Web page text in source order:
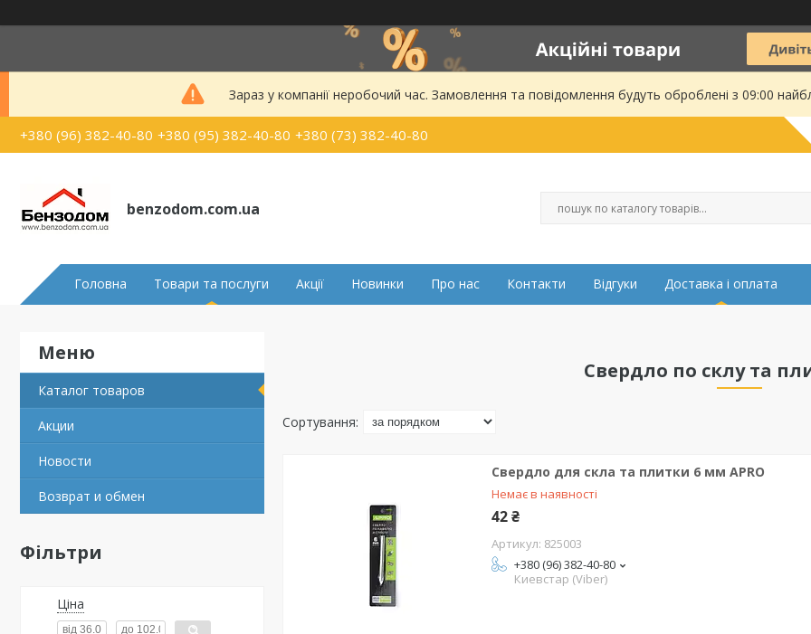
Зараз у компанії неробочий час. Замовлення та повідомлення будуть оброблені з 09:00
+380 (96) 382-40-80 +380 (95) 382-40-80 +380 (73) 382-40-80
benzodom.com.ua
Головна Товари та послуги Акції Новинки Про нас Контакти Відгуки Доставка і оплата
Каталог товаров
Акции
Новости
Возврат и обмен
Фільтри
Ціна
Свердло по склу та
Свердло для скла та плитки 6 мм APRO
Немає в наявності
42 ₴
825003
+380 (96) 382-40-80
Киевстар (Viber)